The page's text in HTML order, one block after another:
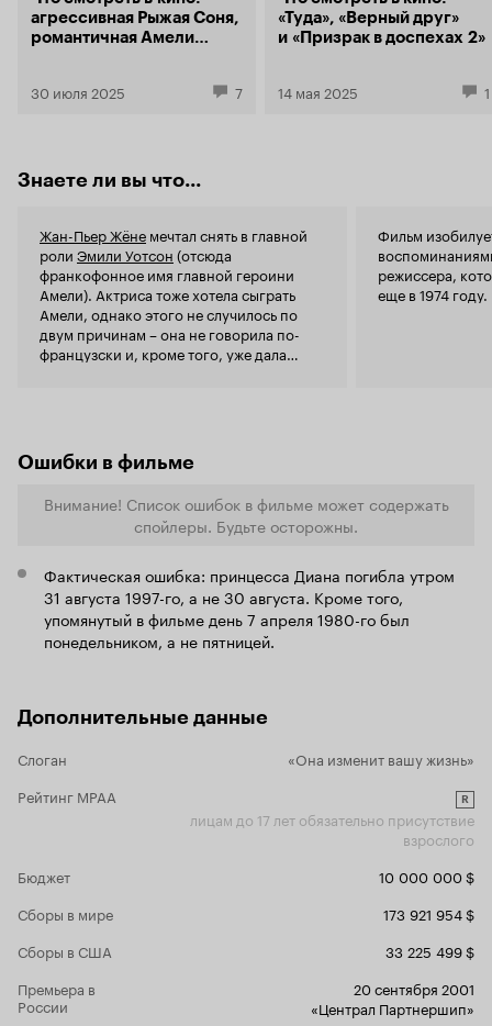
весь фильм. Но в принципе сам сюжет
интересен, если убрать некоторые нюансы. Да
и актёры неплохие. Итак, фильму 5 из 10
что тот
теперь?
жить
ковбой
ужасно
посмотри
нет… А
бывшего
всю ту
агрессивная Рыжая Соня,
романтичная Амели
30 июля 2025 7
«Туда», «Верный друг»
и «Призрак в доспехах 2»
14 мая 2025 1
Знаете ли вы что...
Жан-Пьер Жёне мечтал снять в главной
роли Эмили Уотсон (отсюда
франкофонное имя главной героини
Амели). Актриса тоже хотела сыграть
Амели, однако этого не случилось по
двум причинам – она не говорила по-
французски и, кроме того, уже дала
Фильм
режиссера,
еще в 1974 году.
Ошибки в фильме
Внимание! Список ошибок в фильме может содержать
спойлеры. Будьте осторожны.
Фактическая ошибка: принцесса Диана погибла утром
31 августа 1997-го, а не 30 августа. Кроме того,
упомянутый в фильме день 7 апреля 1980-го был
понедельником, а не пятницей.
Дополнительные данные
Слоган
«Она изменит вашу жизнь»
Рейтинг MPAA
R
лицам до 17 лет обязательно присутствие
взрослого
Бюджет
10 000 000 $
Сборы в мире
173 921 954 $
Сборы в США
33 225 499 $
Премьера в
России
20 сентября 2001
«Централ Партнершип»